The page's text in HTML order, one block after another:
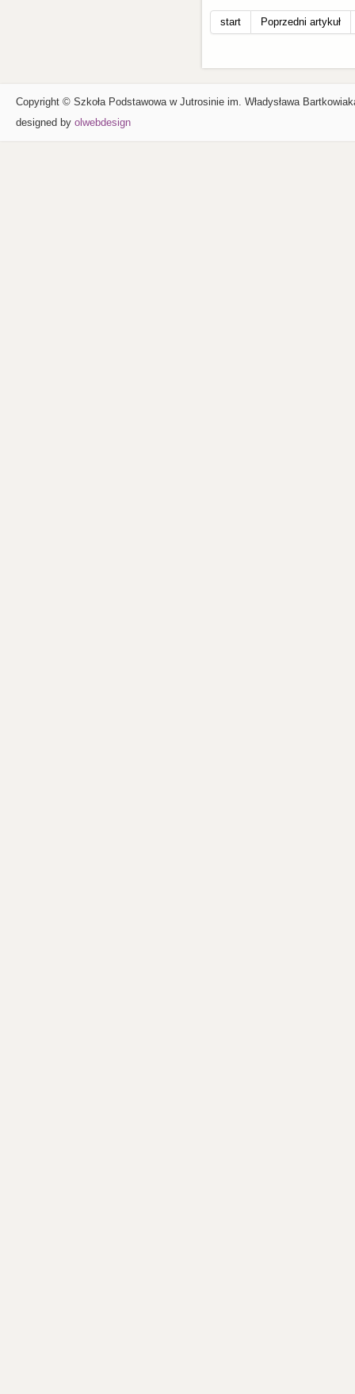
start Poprzedni artykuł
Copyright © Szkoła Podstawowa w Jutrosinie im. Władysława
designed by olwebdesign